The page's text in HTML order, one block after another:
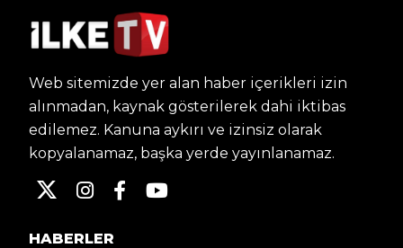
Web sitemizde yer alan haber içerikleri izin
alınmadan, kaynak gösterilerek dahi iktibas
edilemez. Kanuna aykırı ve izinsiz olarak
kopyalanamaz, başka yerde yayınlanamaz.
HABERLER